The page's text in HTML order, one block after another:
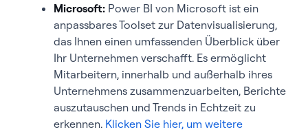
Microsoft: Power BI von Microsoft ist ein
anpassbares Toolset zur Datenvisualisierung,
das Ihnen einen umfassenden Überblick über
Ihr Unternehmen verschafft. Es ermöglicht
Mitarbeitern, innerhalb und außerhalb ihres
Unternehmens zusammenzuarbeiten, Berichte
auszutauschen und Trends in Echtzeit zu
erkennen. Klicken Sie hier, um weitere